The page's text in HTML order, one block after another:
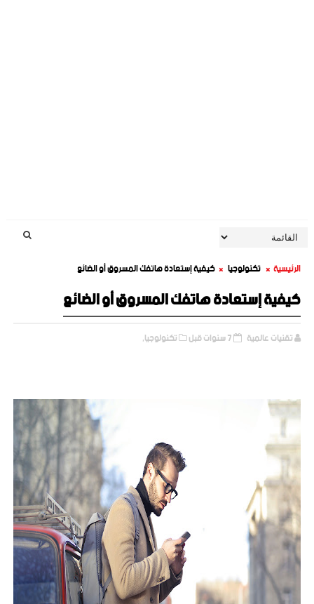
الرئيسية تكنولوجيا كيفية إستعادة هاتفك المسروق أو الضائع
كيفية إستعادة هاتفك المسروق أو الضائع
تقنيات عالمية 7 سنوات قبل تكنولوجيا,